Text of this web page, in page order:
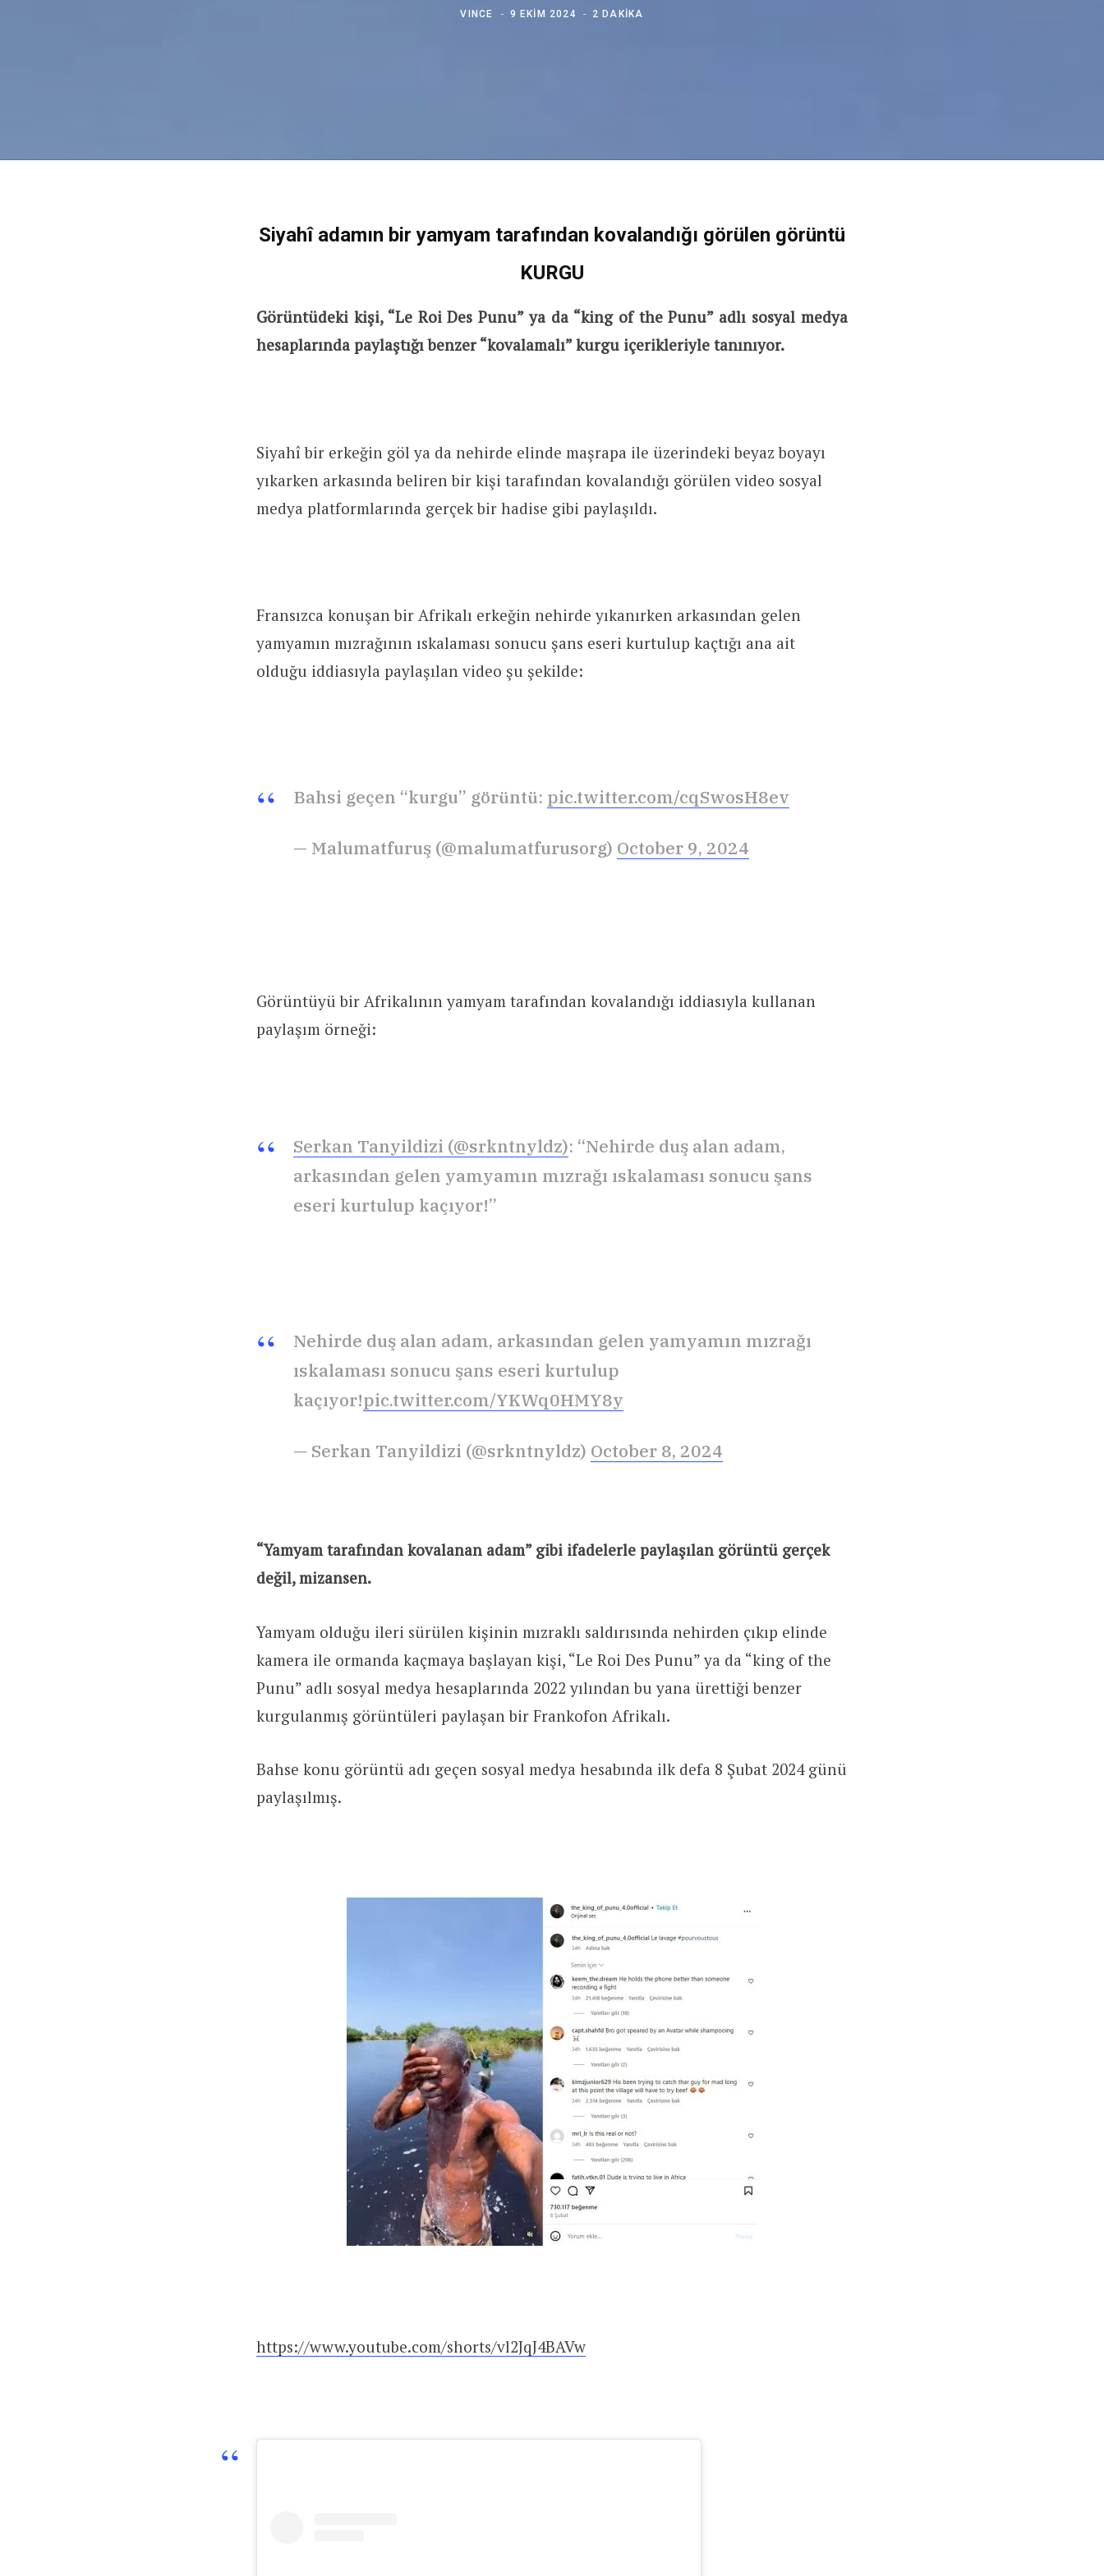
VINCE 9 EKIM 2024 2 DAKIKA
Siyahî adamın bir yamyam tarafından kovalandığı görülen görüntü
KURGU
Görüntüdeki kişi, “Le Roi Des Punu” ya da “king of the Punu” adlı sosyal medya
hesaplarında paylaştığı benzer “kovalamalı” kurgu içerikleriyle tanınıyor.
Siyahî bir erkeğin göl ya da nehirde elinde maşrapa ile üzerindeki beyaz boyayı
yıkarken arkasında beliren bir kişi tarafından kovalandığı görülen video sosyal
medya platformlarında gerçek bir hadise gibi paylaşıldı.
Fransızca konuşan bir Afrikalı erkeğin nehirde yıkanırken arkasından gelen
yamyamın mızrağının ıskalaması sonucu şans eseri kurtulup kaçtığı ana ait
olduğu iddiasıyla paylaşılan video şu şekilde:
Bahsi geçen “kurgu” görüntü: pic.twitter.com/cqSwosH8ev
— Malumatfuruş (@malumatfurusorg) October 9, 2024
Görüntüyü bir Afrikalının yamyam tarafından kovalandığı iddiasıyla kullanan
paylaşım örneği:
Serkan Tanyildizi (@srkntnyldz): “Nehirde duş alan adam,
arkasından gelen yamyamın mızrağı ıskalaması sonucu şans
eseri kurtulup kaçıyor!”
Nehirde duş alan adam, arkasından gelen yamyamın mızrağı
ıskalaması sonucu şans eseri kurtulup
kaçıyor!pic.twitter.com/YKWq0HMY8y
— Serkan Tanyildizi (@srkntnyldz) October 8, 2024
“Yamyam tarafından kovalanan adam” gibi ifadelerle paylaşılan görüntü gerçek
değil, mizansen.
Yamyam olduğu ileri sürülen kişinin mızraklı saldırısında nehirden çıkıp elinde
kamera ile ormanda kaçmaya başlayan kişi, “Le Roi Des Punu” ya da “king of the
Punu” adlı sosyal medya hesaplarında 2022 yılından bu yana ürettiği benzer
kurgulanmış görüntüleri paylaşan bir Frankofon Afrikalı.
Bahse konu görüntü adı geçen sosyal medya hesabında ilk defa 8 Şubat 2024 günü
paylaşılmış.
https://www.youtube.com/shorts/vl2JqJ4BAVw